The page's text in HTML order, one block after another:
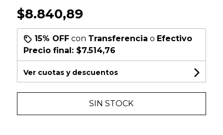
$8.840,89
15% OFFcon Transferencia o Efectivo
Precio final: $7.514,76
Ver cuotas y descuentos
SIN STOCK